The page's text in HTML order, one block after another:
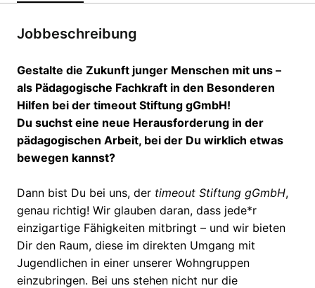
Jobbeschreibung
Gestalte die Zukunft junger Menschen mit uns –
als Pädagogische Fachkraft in den Besonderen
Hilfen bei der timeout Stiftung gGmbH!
Du suchst eine neue Herausforderung in der
pädagogischen Arbeit, bei der Du wirklich etwas
bewegen kannst?
Dann bist Du bei uns, der timeout Stiftung gGmbH,
genau richtig! Wir glauben daran, dass jede*r
einzigartige Fähigkeiten mitbringt – und wir bieten
Dir den Raum, diese im direkten Umgang mit
Jugendlichen in einer unserer Wohngruppen
einzubringen. Bei uns stehen nicht nur die